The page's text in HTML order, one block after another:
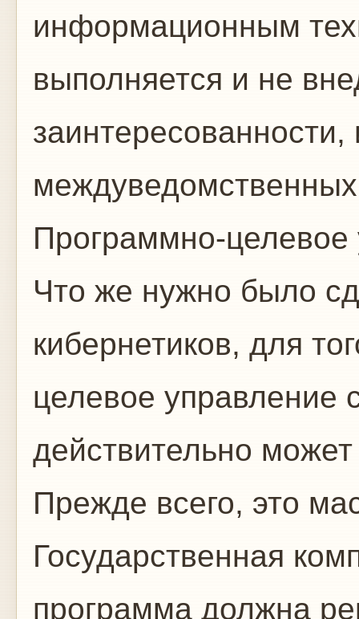
информационным
выполняется и не
Программно-целевое
Что же нужно было
кибернетиков, для
целевое управление
действительно
Прежде всего, это
Государственная
программа должна